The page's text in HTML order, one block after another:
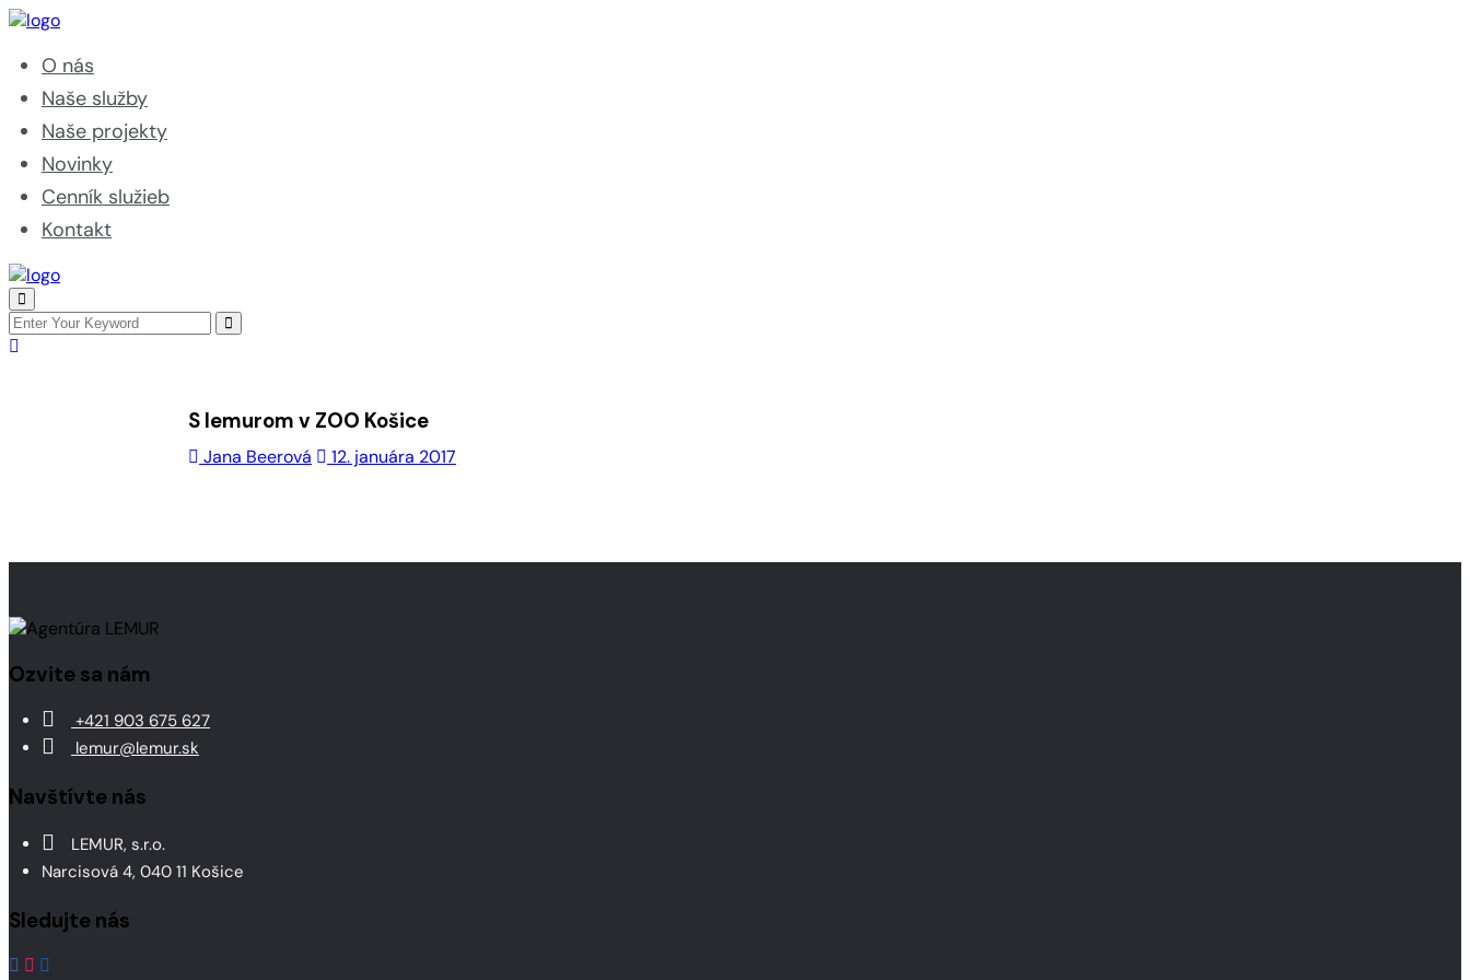
O nás
Naše služby
Naše projekty
Novinky
Cenník služieb
Kontakt
Jana Beerová 12. januára 2017
S lemurom v ZOO Košice
Ozvite sa nám
+421 903 675 627
lemur@lemur.sk
Navštívte nás
LEMUR, s.r.o.
Narcisová 4, 040 11 Košice
Sledujte nás